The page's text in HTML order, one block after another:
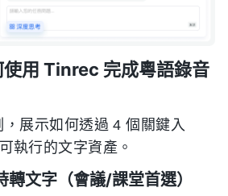
用 Tinrec 完成粵語錄音
展示如何透過 4 個關鍵入
執行的文字資產。
文字（會議/課堂首選）